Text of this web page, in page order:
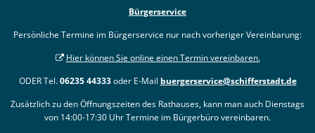
Bürgerservice
Persönliche Termine im Bürgerservice nur nach vorheriger Vereinbarung:
Hier können Sie online einen Termin vereinbaren.
ODER Tel.06235 44333oder E-Mail buergerservice@schifferstadt.de
Zusätzlich zu den Öffnungszeiten des Rathauses, kann man auch Dienstags
von 14:00-17:30 Uhr Termine im Bürgerbüro vereinbaren.